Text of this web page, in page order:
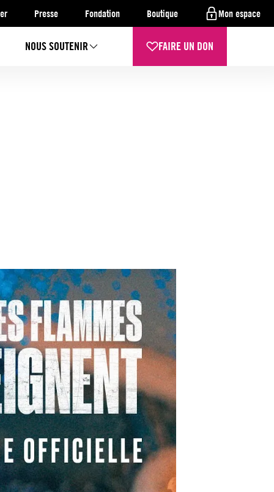
Presse Fondation Boutique Mon espace
NOUS SOUTENIR FAIRE UN DON